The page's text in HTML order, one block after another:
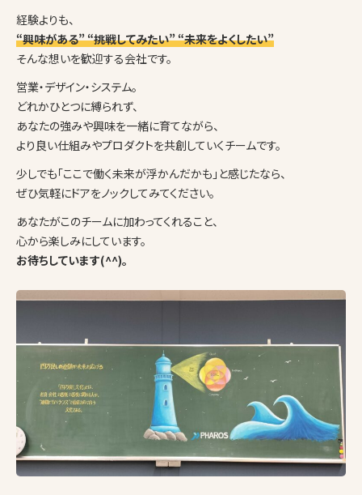
経験よりも、
“興味がある” “挑戦してみたい” “未来をよくしたい”
そんな想いを歓迎する会社です。
営業・デザイン・システム。
どれかひとつに縛られず、
あなたの強みや興味を一緒に育てながら、
より良い仕組みやプロダクトを共創していくチームです。
少しでも「ここで働く未来が浮かんだかも」と感じたなら、
ぜひ気軽にドアをノックしてみてください。
あなたがこのチームに加わってくれること、
心から楽しみにしています。
お待ちしています(^^)。